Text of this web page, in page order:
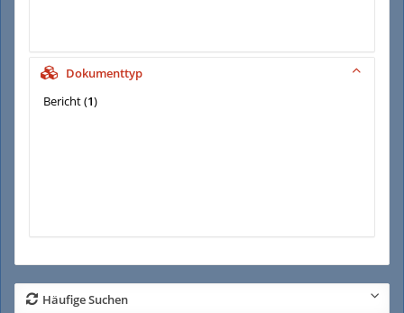
Dokumenttyp
Bericht(1)
Häufige Suchen